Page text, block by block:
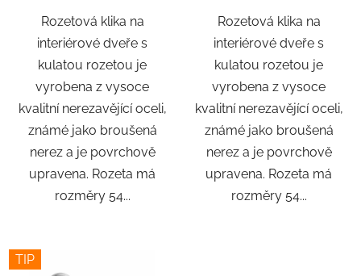
Rozetová klika na
interiérové ​​dveře s
kulatou rozetou je
vyrobena z vysoce
kvalitní nerezavějící oceli,
známé jako broušená
nerez a je povrchově
upravena. Rozeta má
rozměry 54...
Rozetová klika na
interiérové ​​dveře s
kulatou rozetou je
vyrobena z vysoce
kvalitní nerezavějící oceli,
známé jako broušená
nerez a je povrchově
upravena. Rozeta má
rozměry 54...
TIP